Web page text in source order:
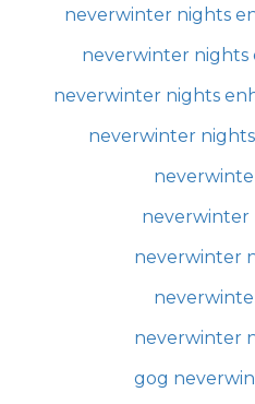
neverwinter nights
neverwinter nights
neverwinter nights
neverwinter
neverwinter
neverwinter
neverwinter
gog